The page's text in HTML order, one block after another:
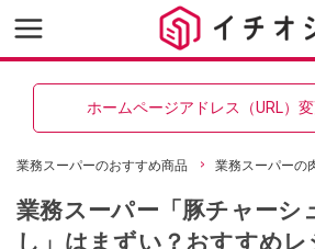
ホームページアドレス（URL）
業務スーパーのおすすめ商品 業務スーパーの
業務スーパー「豚チャーシ
し」はまずい？おすすめレ